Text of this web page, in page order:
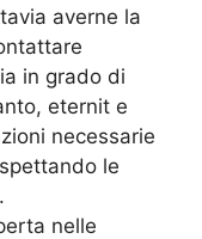
averne la
in grado di
eternit e
necessarie
le
nelle